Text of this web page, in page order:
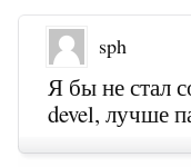
sph
Я бы не стал
devel, лучше